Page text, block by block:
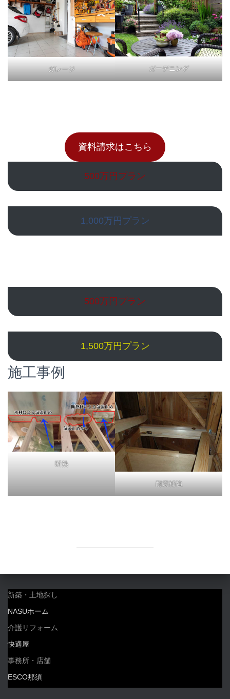
ガレージ ガーデニング
資料請求はこちら
500万円プラン
1,000万円プラン
500万円プラン
1,500万円プラン
施工事例
断熱
耐震補強
新築・土地探し
NASUホーム
介護リフォーム
快適屋
事務所・店舗
ESCO那須